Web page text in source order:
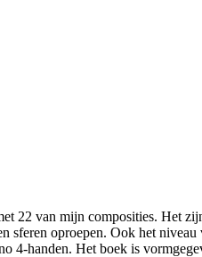
22 van mijn composities. Het
sferen oproepen. Ook het
4-handen. Het boek is